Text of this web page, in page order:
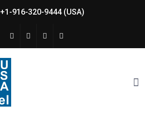
+1-916-320-9444 (USA)